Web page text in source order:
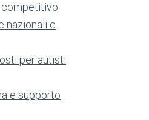
nazionali e
per autisti
e supporto